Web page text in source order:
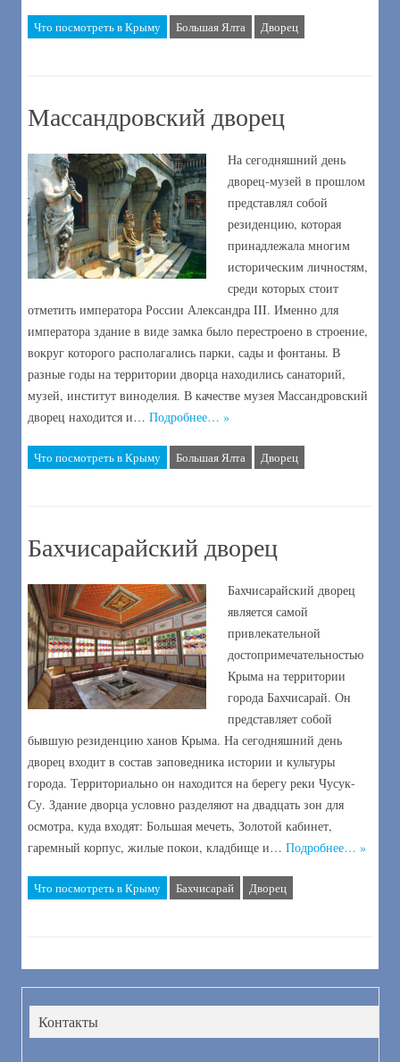
Что посмотреть в Крыму Большая Ялта Дворец
Массандровский дворец
На сегодняшний день
дворец-музей в прошлом
представлял собой
резиденцию, которая
принадлежала многим
историческим личностям,
среди которых стоит
отметить императора России Александра III. Именно для
императора здание в виде замка было перестроено в строение,
вокруг которого располагались парки, сады и фонтаны. В
разные годы на территории дворца находились санаторий,
музей, институт виноделия. В качестве музея Массандровский
дворец находится и… Подробнее… »
Что посмотреть в Крыму Большая Ялта Дворец
Бахчисарайский дворец
Бахчисарайский дворец
является самой
привлекательной
достопримечательностью
Крыма на территории
города Бахчисарай. Он
представляет собой
бывшую резиденцию ханов Крыма. На сегодняшний день
дворец входит в состав заповедника истории и культуры
города. Территориально он находится на берегу реки Чусук-
Су. Здание дворца условно разделяют на двадцать зон для
осмотра, куда входят: Большая мечеть, Золотой кабинет,
гаремный корпус, жилые покои, кладбище и… Подробнее… »
Что посмотреть в Крыму Бахчисарай Дворец
Контакты